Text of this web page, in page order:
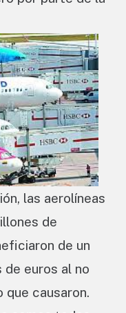
las aerolíneas
de
de un
euros al no
que causaron.